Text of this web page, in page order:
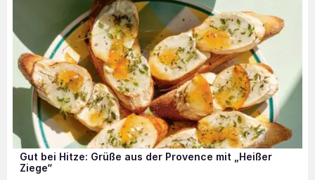
Gut bei Hitze: Grüße aus der Provence mit „Heißer
Ziege“